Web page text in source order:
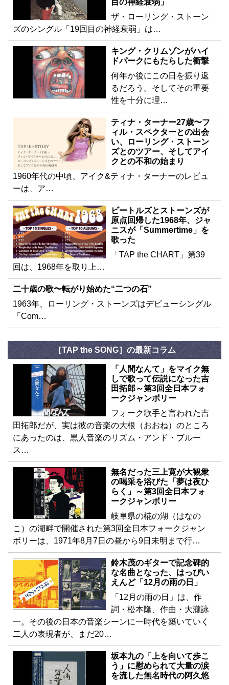
目の神経衰弱」
ザ・ローリング・ストーン
ズのシングル「19回目の神経衰弱」は…
キング・クリムゾンがハイ
ドパークにもたらした衝撃
何年か後にこの日を振り返
るだろう。そしてその重要
性を十分に理…
ティナ・ターナー27歳〜フ
ィル・スペクターとの出会
い、ローリング・ストーン
ズとのツアー、そしてアイ
クとの不和の始まり
1960年代の中頃、アイク&ティナ・ターナーのレビュ
ーは、ア…
ビートルズとストーンズが
原点回帰した1968年、ジャ
ニスが「Summertime」を
歌った
「TAP the CHART」第39
回は、1968年を取り上…
二十歳の歌〜転がり始めた“二つの石”
1963年、ローリング・ストーンズはデビューシングル
「Com…
［TAP the SONG］の最新コラム
「人間なんて」をマイク無
しで歌って伝説になった吉
田拓郎～第3回全日本フォ
ークジャンボリー
フォーク歌手と言われた吉
田拓郎だが、実は彼の音楽の大根（おおね）のところ
にあったのは、黒人音楽のリズム・アンド・ブルー
ス…
無名だった三上寛が大観衆
の喝采を浴びた「夢は夜ひ
らく」～第3回全日本フォ
ークジャンボリー
岐阜県の椛の湖（はなの
こ）の湖畔で開催された第3回全日本フォークジャン
ボリーは、1971年8月7日の昼から9日未明まで行…
鈴木茂のギターで記念碑的
な名曲となった、はっぴい
えんど「12月の雨の日」
「12月の雨の日」は、作
詞・松本隆、作曲・大瀧詠
一。その後の日本の音楽シーンに一時代を築いていく
二人の表現者が、まだ20…
坂本九の「上を向いて歩こ
う」に慰められて大量の涙
を流した無名時代の阿久悠